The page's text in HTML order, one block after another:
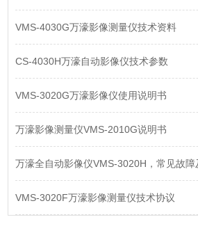
VMS-4030G万濠影像测量仪技术资料
CS-4030H万濠自动影像仪技术参数
VMS-3020G万濠影像仪使用说明书
万濠影像测量仪VMS-2010G说明书
万濠全自动影像仪VMS-3020H，常见故障
VMS-3020F万濠影像测量仪技术协议